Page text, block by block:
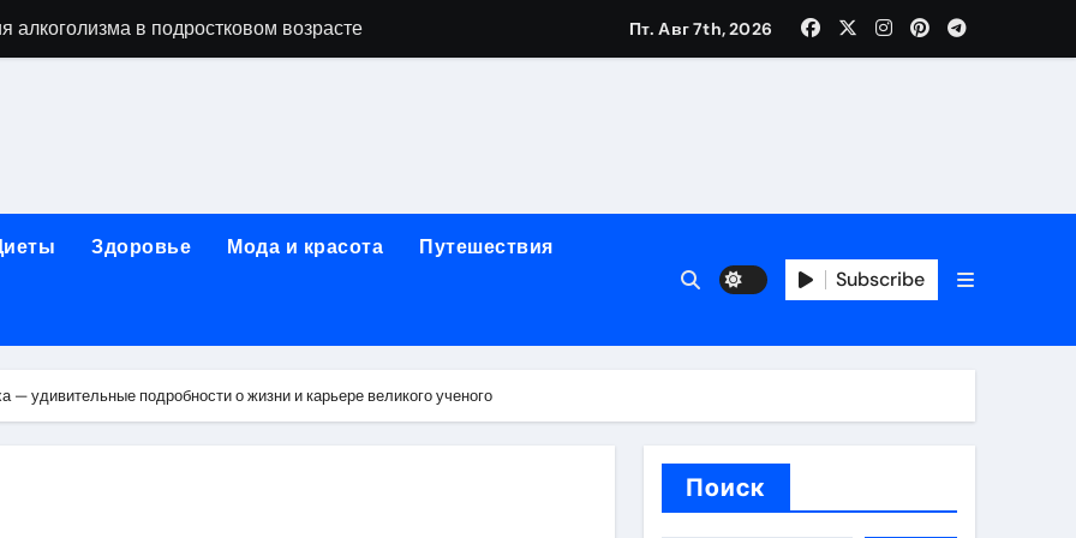
в подростковом возрасте
освоение через онлайн-образование
этапы и показания к терапии
материалами, направленными на обход верификации или банковского контроля
информационного портала
услуг, материалы и форматы работы
Пт. Авг 7th, 2026
Здоровье Мода и красота Путешествия
Subscribe
— удивительные подробности о жизни и карьере великого ученого
Поиск